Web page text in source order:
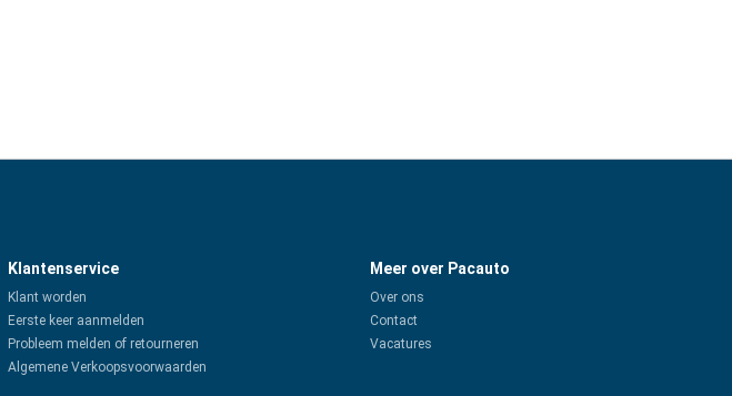
Klantenservice
Klant worden
Eerste keer aanmelden
Probleem melden of retourneren
Algemene Verkoopsvoorwaarden
Meer over Pacauto
Over ons
Contact
Vacatures